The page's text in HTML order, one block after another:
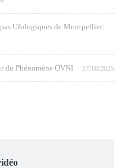
Ufologiques de Montpellier:
du Phénomène OVNI 27/10/2025